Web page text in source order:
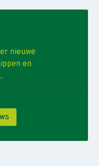
nieuwe
en